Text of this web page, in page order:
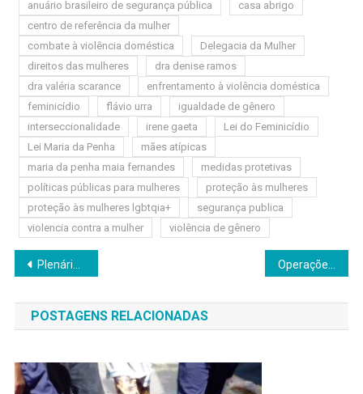
anuário brasileiro de segurança pública
casa abrigo
centro de referência da mulher
combate à violência doméstica
Delegacia da Mulher
direitos das mulheres
dra denise ramos
dra valéria scarance
enfrentamento à violência doméstica
feminicídio
flávio urra
igualdade de gênero
interseccionalidade
irene gaeta
Lei do Feminicídio
Lei Maria da Penha
mães atípicas
maria da penha maia fernandes
medidas protetivas
políticas públicas para mulheres
proteção às mulheres
proteção às mulheres lgbtqia+
segurança publica
violencia contra a mulher
violência de gênero
Navegação
de
Post
Plenário jandirense aprova Projeto de Lei Complementar da Prefeitura
POSTAGENS RELACIONADAS